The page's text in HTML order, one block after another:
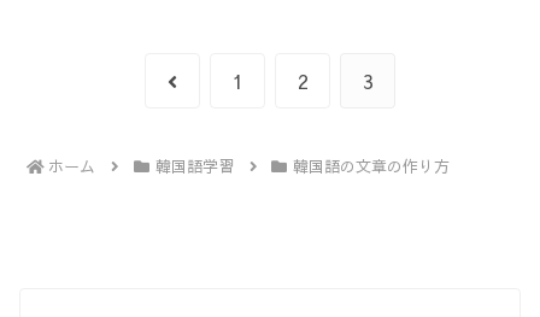
前
1 2 3
ホーム 韓国語学習 韓国語の文章の作り方